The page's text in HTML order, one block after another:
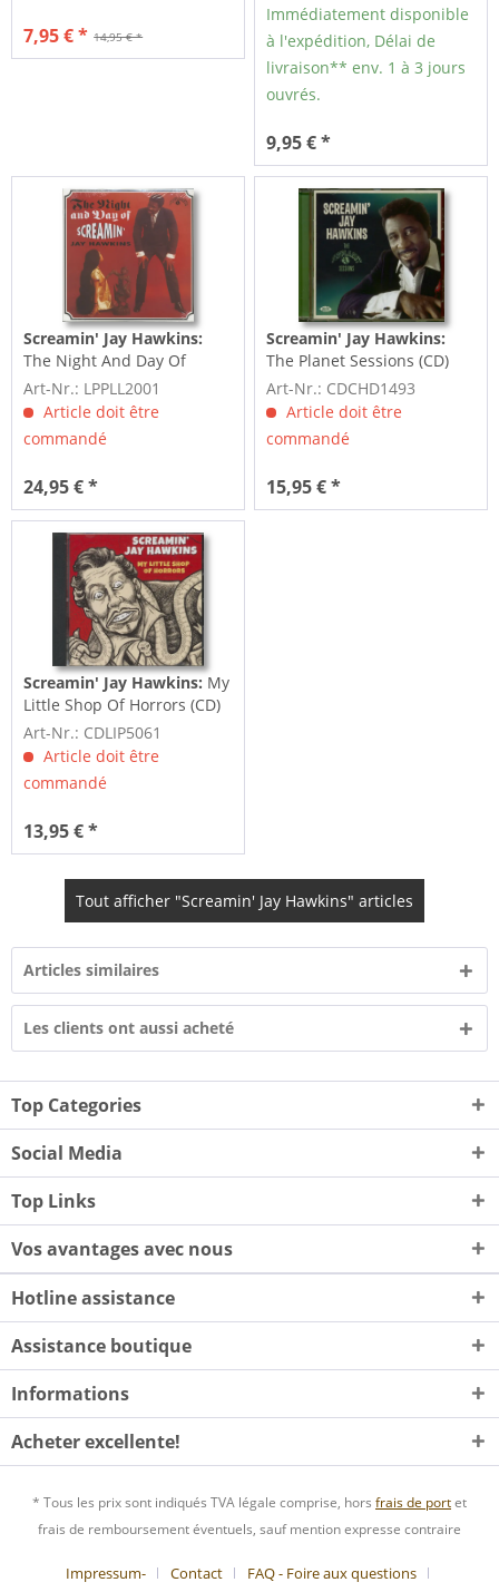
14,95 € *
7,95 € *
Immédiatement disponible
à l'expédition, Délai de
livraison** env. 1 à 3 jours
ouvrés.
9,95 € *
Screamin' Jay Hawkins:
The Night And Day Of
Screamin' (LP)
Art-Nr.: LPPLL2001
Article doit être
commandé
24,95 € *
Screamin' Jay Hawkins:
The Planet Sessions (CD)
Art-Nr.: CDCHD1493
Article doit être
commandé
15,95 € *
Screamin' Jay Hawkins: My
Little Shop Of Horrors (CD)
Art-Nr.: CDLIP5061
Article doit être
commandé
13,95 € *
Tout afficher "Screamin' Jay Hawkins" articles
Articles similaires
Les clients ont aussi acheté
Top Categories
Social Media
Top Links
Vos avantages avec nous
Hotline assistance
Assistance boutique
Informations
Acheter excellente!
* Tous les prix sont indiqués TVA légale comprise, hors frais de portet
frais de remboursement éventuels, sauf mention expresse contraire
Impressum- Contact FAQ - Foire aux questions